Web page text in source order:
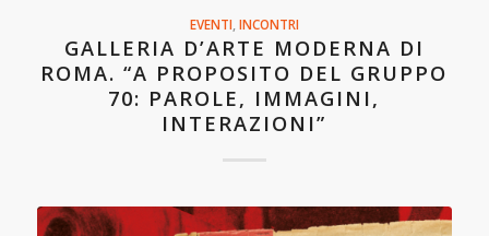
EVENTI INCONTRI
GALLERIA D’ARTE MODERNA DI
ROMA. “A PROPOSITO DEL GRUPPO
70: PAROLE, IMMAGINI,
INTERAZIONI”